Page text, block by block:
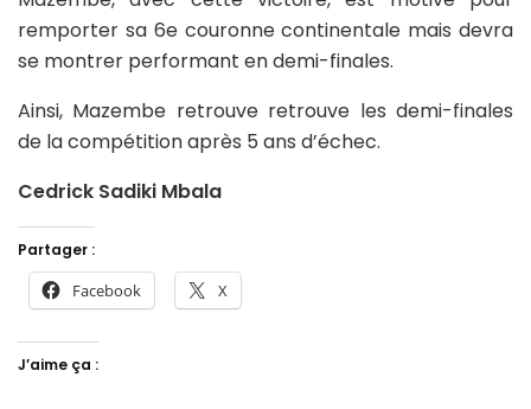
remporter sa 6e couronne continentale mais devra
se montrer performant en demi-finales.
Ainsi, Mazembe retrouve retrouve les demi-finales
de la compétition après 5 ans d’échec.
Cedrick Sadiki Mbala
Partager :
Facebook X
J’aime ça :